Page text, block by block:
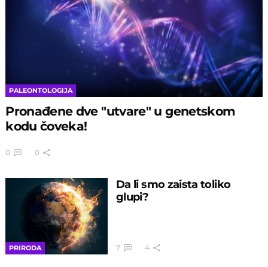
PALEONTOLOGIJA
Pronađene dve "utvare" u genetskom
kodu čoveka!
0 0
PRIRODA
Da li smo zaista toliko
glupi?
7 4